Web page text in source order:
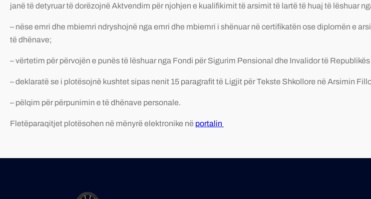
janë të detyruar të dorëzojnë Aktvendim për njohjen e kualifikimit të arsimit të lartë të huaj të lëshuar
– nëse emri dhe mbiemri ndryshojnë nga emri dhe mbiemri i shënuar në certifikatën ose diplomën e
të dhënave;
– vërtetim për përvojën e punës të lëshuar nga Fondi për Sigurim Pensional dhe Invalidor të
– deklaratë se i plotësojnë kushtet sipas nenit 15 paragrafit të Ligjit për Tekste Shkollore në Arsimin
– pëlqim për përpunimin e të dhënave personale.
Fletëparaqitjet plotësohen në mënyrë elektronike në portalin